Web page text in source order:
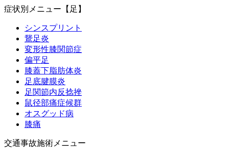
症状別メニュー【足】
シンスプリント
鵞足炎
変形性膝関節症
偏平足
膝蓋下脂肪体炎
足底腱膜炎
足関節内反捻挫
鼠径部痛症候群
オスグッド病
膝痛
交通事故施術メニュー